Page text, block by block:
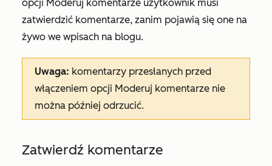
opcji Moderuj komentarze użytkownik musi
zatwierdzić komentarze, zanim pojawią się one na
żywo we wpisach na blogu.
Uwaga: komentarzy przesłanych przed
włączeniem opcji Moderuj komentarze nie
można później odrzucić.
Zatwierdź komentarze